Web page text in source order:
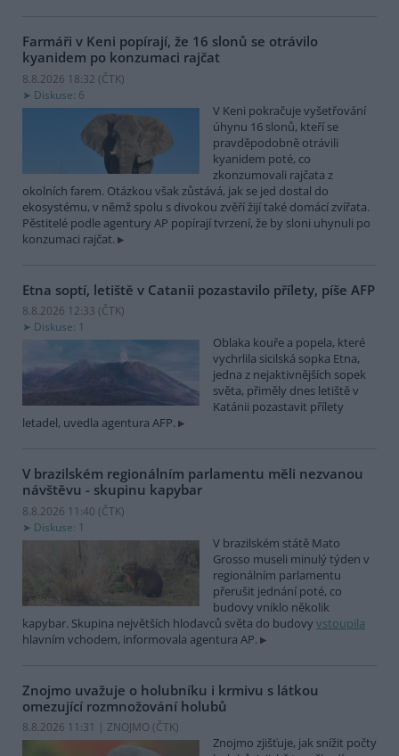
Farmáři v Keni popírají, že 16 slonů se otrávilo
kyanidem po konzumaci rajčat
8.8.2026 18:32 (ČTK)
Diskuse: 6
V Keni pokračuje vyšetřování
úhynu 16 slonů, kteří se
pravděpodobně otrávili
kyanidem poté, co
zkonzumovali rajčata z
okolních farem. Otázkou však zůstává, jak se jed dostal do
ekosystému, v němž spolu s divokou zvěří žijí také domácí zvířata.
Pěstitelé podle agentury AP popírají tvrzení, že by sloni uhynuli po
konzumaci rajčat.
Etna soptí, letiště v Catanii pozastavilo přílety, píše AFP
8.8.2026 12:33 (ČTK)
Diskuse: 1
Oblaka kouře a popela, které
vychrlila sicilská sopka Etna,
jedna z nejaktivnějších sopek
světa, přiměly dnes letiště v
Katánii pozastavit přílety
letadel, uvedla agentura AFP.
V brazilském regionálním parlamentu měli nezvanou
návštěvu - skupinu kapybar
8.8.2026 11:40 (ČTK)
Diskuse: 1
V brazilském státě Mato
Grosso museli minulý týden v
regionálním parlamentu
přerušit jednání poté, co
budovy vniklo několik
kapybar. Skupina největších hlodavců světa do budovy vstoupila
hlavním vchodem, informovala agentura AP.
Znojmo uvažuje o holubníku i krmivu s látkou
omezující rozmnožování holubů
8.8.2026 11:31 | ZNOJMO (ČTK)
Znojmo zjišťuje, jak snížit počty